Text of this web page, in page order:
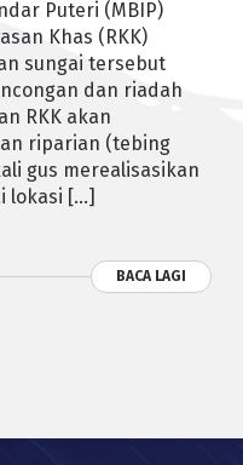
Puteri (MBIP)
Khas (RKK)
sungai tersebut
dan riadah
RKK akan
riparian (tebing
gus merealisasikan
lokasi […]
BACA LAGI